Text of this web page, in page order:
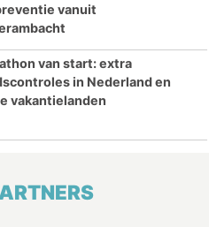
vanuit
van start: extra
in Nederland en
vakantielanden